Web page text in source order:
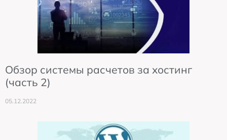
Обзор системы расчетов за хостинг
(часть 2)
05.12.2022